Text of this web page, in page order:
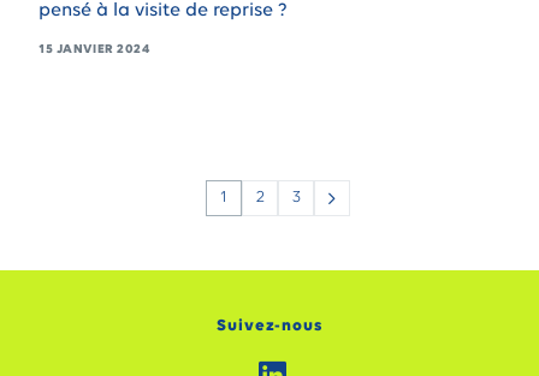
pensé à la visite de reprise ?
15 JANVIER 2024
1 2 3
Suivez-nous